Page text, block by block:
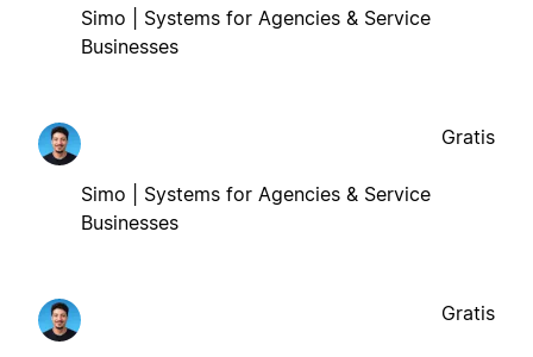
Simo | Systems for Agencies & Service
Businesses
Simo | Systems for Agencies & Service
Businesses
Gratis
Gratis